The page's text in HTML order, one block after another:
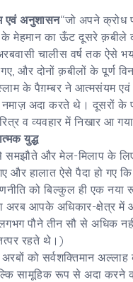
एवं अनुशासन‘‘जो अपने
मेहमान का ऊँट दूसरे क़बीले
चालीस वर्ष तक ऐसे
और दोनों क़बीलों के पूर्ण
के पैग़म्बर ने आत्मसंयम एवं
नमाज़ अदा करते थे। दूसरों के
व व्यवहार में निखार आ
युद्ध
से समझौते और मेल-मिलाप के
और हालात ऐसे पैदा हो गए
को बिल्कुल ही एक
अरब आपके अधिकार-क्षेत्र में
पौने तीन सौ से अधिक
रहते थे।)
को सर्वशक्तिमान
सामूहिक रूप से अदा करने